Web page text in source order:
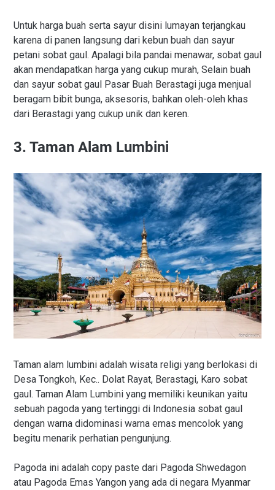
Untuk harga buah serta sayur disini lumayan terjangkau
karena di panen langsung dari kebun buah dan sayur
petani sobat gaul. Apalagi bila pandai menawar, sobat gaul
akan mendapatkan harga yang cukup murah, Selain buah
dan sayur sobat gaul Pasar Buah Berastagi juga menjual
beragam bibit bunga, aksesoris, bahkan oleh-oleh khas
dari Berastagi yang cukup unik dan keren.
3. Taman Alam Lumbini
Taman alam lumbini adalah wisata religi yang berlokasi di
Desa Tongkoh, Kec.. Dolat Rayat, Berastagi, Karo sobat
gaul. Taman Alam Lumbini yang memiliki keunikan yaitu
sebuah pagoda yang tertinggi di Indonesia sobat gaul
dengan warna didominasi warna emas mencolok yang
begitu menarik perhatian pengunjung.
Pagoda ini adalah copy paste dari Pagoda Shwedagon
atau Pagoda Emas Yangon yang ada di negara Myanmar